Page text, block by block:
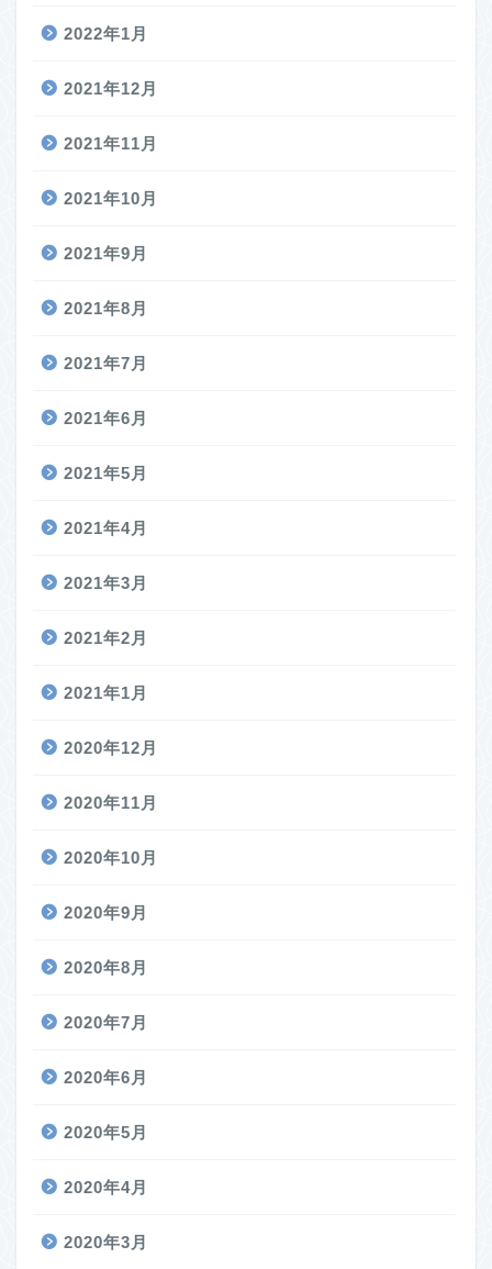
2022年1月
2021年12月
2021年11月
2021年10月
2021年9月
2021年8月
2021年7月
2021年6月
2021年5月
2021年4月
2021年3月
2021年2月
2021年1月
2020年12月
2020年11月
2020年10月
2020年9月
2020年8月
2020年7月
2020年6月
2020年5月
2020年4月
2020年3月